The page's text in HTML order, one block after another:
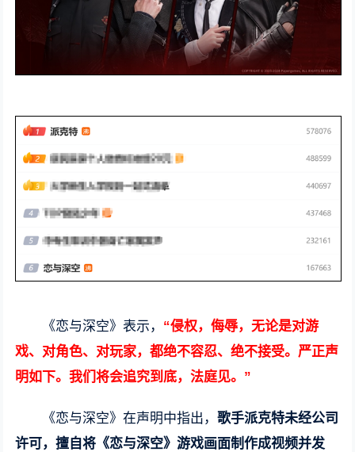
《恋与深空》表示， “侵权，侮辱，无论是对游
戏、对角色、对玩家，都绝不容忍、绝不接受。严正声
明如下。我们将会追究到底，法庭见。”
《恋与深空》在声明中指出，歌手派克特未经公司
许可，擅自将《恋与深空》游戏画面制作成视频并发